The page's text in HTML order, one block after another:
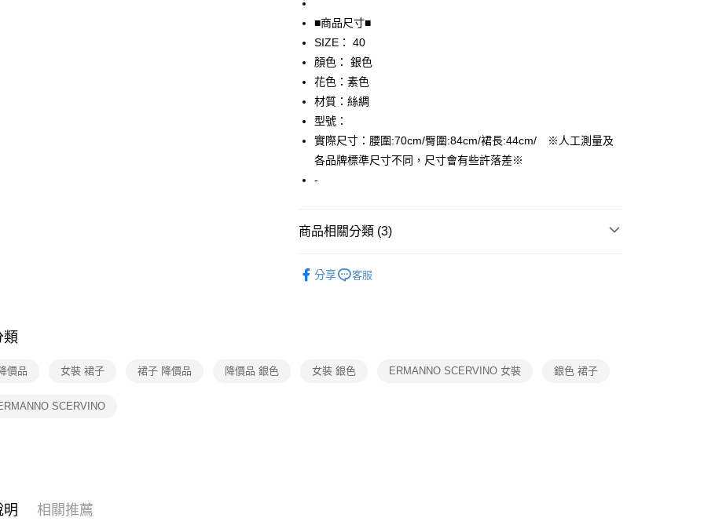
全盈+PAY
AFTEE先享後付
相關說明
【關於「AFTEE先享後付」】
AFTEE先享後付是「在收到商品之後才付款」的支付方式。 讓您購物簡單
便利好安心！
１．簡單：不需註冊會員、不需綁卡、不需儲值。
２．便利：只要手機號碼，簡訊認證，即可結帳。
【「AFTEE先享後付」結帳流程】
３．收到繳費通知簡訊後14天內，點擊此簡訊中的連結，可透過四大超商
絡購買商品的店家。未經商家同意取消之訂單仍視為有效，需透過AFTEE
１．透過由恩沛科技股份有限公司提供之「AFTEE先享後付」服務完成之
運送方式
全家取貨付款
免運費
免運費
■商品尺寸■
SIZE： 40
顏色： 銀色
花色：素色
材質：絲綢
型號：
實際尺寸：腰圍:70cm/臀圍:84cm/裙長:44cm/ ※人工測量及
各品牌標準尺寸不同，尺寸會有些許落差※
-
商品相關分類 (3)
分享 客服
類
價品 女裝 裙子 裙子 降價品 降價品 銀色 女裝 銀色 ERMANNO SCERVINO 女裝 銀色 裙子
SCERVINO
明 相關推薦